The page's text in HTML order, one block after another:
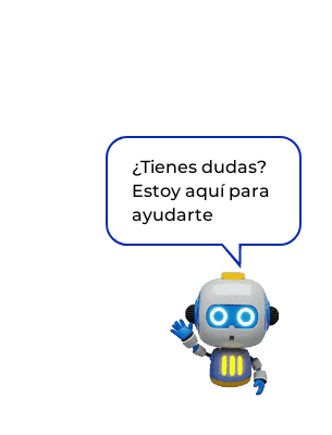
¿Tienes dudas?
Estoy aquí para
ayudarte